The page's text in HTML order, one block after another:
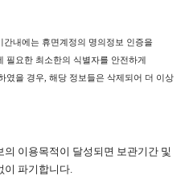
간내에는 휴면계정의 명의정보 인증을
필요한 최소한의 식별자를 안전하게
였을 경우 해당 정보들은 삭제되어 더 이상
이용목적이 달성되면 보관기간 및
이 파기합니다.